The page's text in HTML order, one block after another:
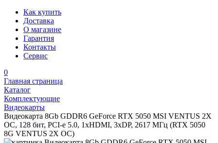
Как купить
Доставка
О магазине
Гарантия
Контакты
Сервис
0
Главная страница
Каталог
Комплектующие
Видеокарты
Видеокарта 8Gb GDDR6 GeForce RTX 5050 MSI VENTUS 2X
OC, 128 бит, PCI-e 5.0, 1xHDMI, 3xDP, 2617 МГц (RTX 5050
8G VENTUS 2X OC)